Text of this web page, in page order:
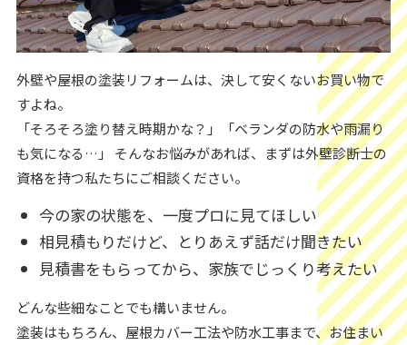
外壁や屋根の塗装リフォームは、決して安くないお買い物で
すよね。
「そろそろ塗り替え時期かな？」「ベランダの防水や雨漏り
も気になる…」 そんなお悩みがあれば、まずは外壁診断士の
資格を持つ私たちにご相談ください。
今の家の状態を、一度プロに見てほしい
相見積もりだけど、とりあえず話だけ聞きたい
見積書をもらってから、家族でじっくり考えたい
どんな些細なことでも構いません。
塗装はもちろん、屋根カバー工法や防水工事まで、お住まい